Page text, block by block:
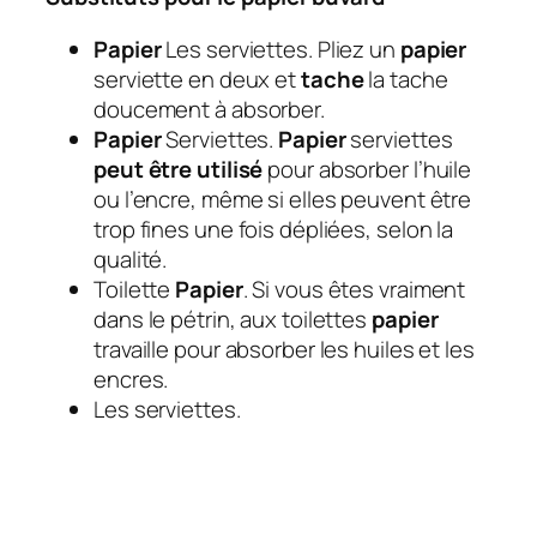
PapierLes serviettes. Pliez un papier
serviette en deux ettachela tache
doucement à absorber.
PapierServiettes. Papierserviettes
peut être utilisépour absorber l’huile
ou l’encre, même si elles peuvent être
trop fines une fois dépliées, selon la
qualité.
Toilette Papier. Si vous êtes vraiment
dans le pétrin, aux toilettes papier
travaille pour absorber les huiles et les
encres.
Les serviettes.